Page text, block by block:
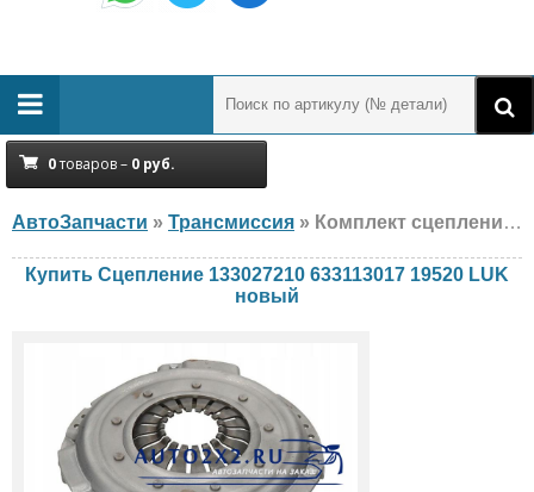
0товаров – 0 руб.
АвтоЗапчасти » Трансмиссия » Комплект сцепления LUK 133027210 633113017 19520 FORD, NEW HOLLAND, новый
Купить Сцепление 133027210 633113017 19520 LUK
новый